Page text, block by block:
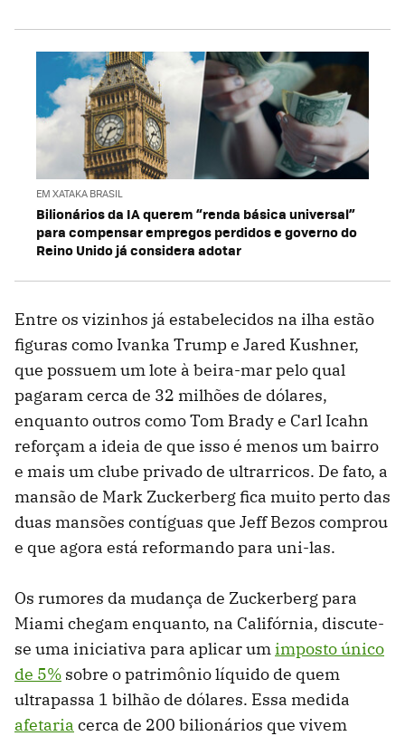
EM XATAKA BRASIL
Bilionários da IA querem “renda básica universal”
para compensar empregos perdidos e governo do
Reino Unido já considera adotar
Entre os vizinhos já estabelecidos na ilha estão
figuras como Ivanka Trump e Jared Kushner,
que possuem um lote à beira-mar pelo qual
pagaram cerca de 32 milhões de dólares,
enquanto outros como Tom Brady e Carl Icahn
reforçam a ideia de que isso é menos um bairro
e mais um clube privado de ultrarricos. De fato, a
mansão de Mark Zuckerberg fica muito perto das
duas mansões contíguas que Jeff Bezos comprou
e que agora está reformando para uni-las.
Os rumores da mudança de Zuckerberg para
Miami chegam enquanto, na Califórnia, discute-
se uma iniciativa para aplicar umimposto único
de 5% sobre o patrimônio líquido de quem
ultrapassa 1 bilhão de dólares. Essa medida
afetaria cerca de 200 bilionários que vivem